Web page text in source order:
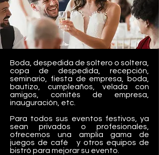
Boda, despedida de soltero o soltera,
copa de despedida, recepción,
seminario, fiesta de empresa, boda,
bautizo, cumpleaños, velada con
amigos, comités de empresa,
inauguración, etc.
Para todos sus eventos festivos, ya
sean privados o profesionales,
ofrecemos una amplia gama de
juegos de café y otros equipos de
bistró para mejorar su evento.